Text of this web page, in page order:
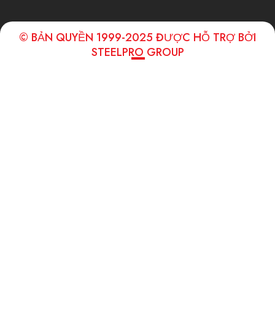
© BẢN QUYỀN 1999-2025 ĐƯỢC HỖ TRỢ BỞI
STEELPRO GROUP